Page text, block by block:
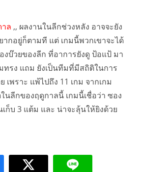
ล ,, ผลงานในลีกช่วงหลัง อาจจะยัง
ากอยู่ก็ตามที แต่ เกมนี้พวกเขาจะได้
งบ๊วยของลีก ที่อาการยังดู ป้อแป้ มา
ทรง แถม ยังเป็นทีมที่มีสถิติในการ
เพราะ แพ้ไปถึง 11 เกม จากเกม
นลีกของฤดูกาลนี้ เกมนี้เชื่อว่า ซอง
ก็บ 3 แต้ม และ น่าจะลุ้นให้ยิงด้วย